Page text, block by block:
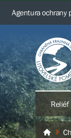
Agentura ochrany
Reliéf